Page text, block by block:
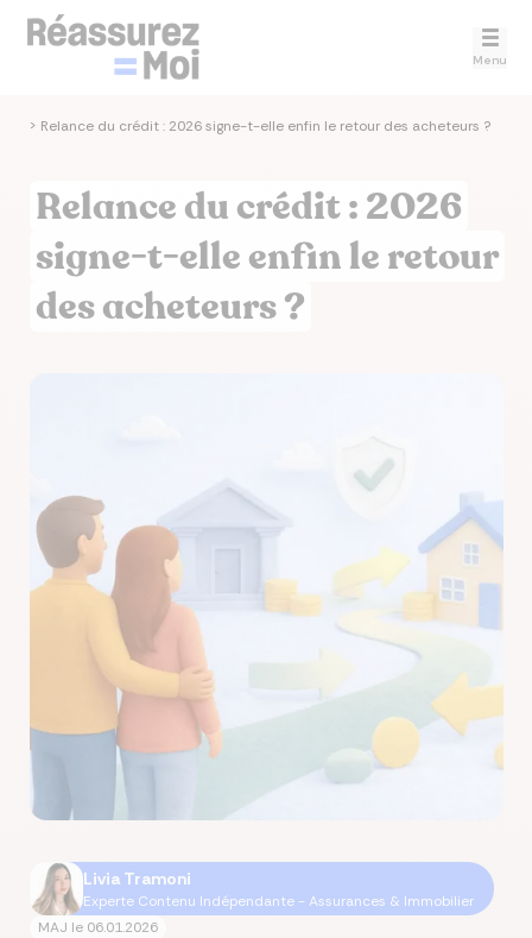
Menu
> Relance du crédit : 2026 signe-t-elle enfin le retour des acheteurs ?
Relance du crédit : 2026
signe-t-elle enfin le retour
des acheteurs ?
Livia Tramoni
Experte Contenu Indépendante - Assurances & Immobilier
MAJ le 06.01.2026